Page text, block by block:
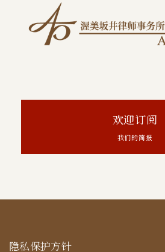
欢迎订阅
我们的简报
隐私保护方针